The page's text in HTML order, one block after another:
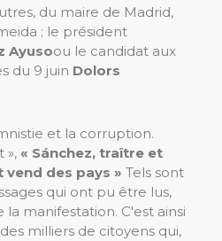
du maire de Madrid,
; le président
Ayusoou le candidat aux
du 9 juin Dolors
et la corruption.
», « Sánchez, traître et
vend des pays » Tels sont
qui ont pu être lus,
manifestation. C'est ainsi
milliers de citoyens qui,